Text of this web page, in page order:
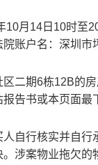
10月 14 日 10时至
账户名：深圳
二期6栋12B的
告书或本页面
自行核实并自
涉案物业拖欠